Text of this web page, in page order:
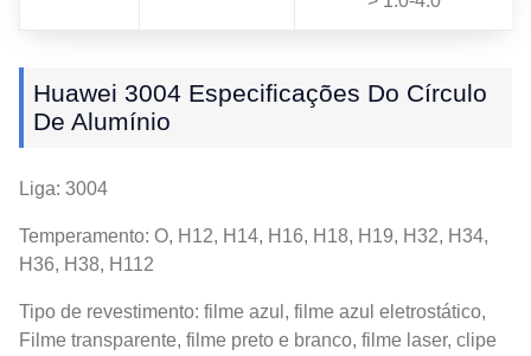
Huawei 3004 Especificações Do Círculo
De Alumínio
Liga: 3004
Temperamento: O, H12, H14, H16, H18, H19, H32, H34,
H36, H38, H112
Tipo de revestimento: filme azul, filme azul eletrostático,
Filme transparente, filme preto e branco, filme laser, clipe